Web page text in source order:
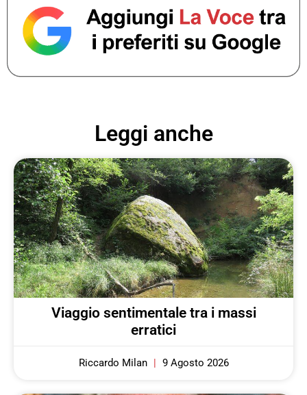
Leggi anche
Viaggio sentimentale tra i massi
erratici
Riccardo Milan 9 Agosto 2026